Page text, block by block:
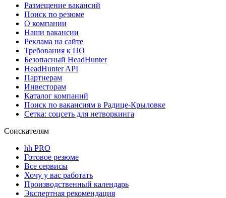
Размещение вакансий
Поиск по резюме
О компании
Наши вакансии
Реклама на сайте
Требования к ПО
Безопасный HeadHunter
HeadHunter API
Партнерам
Инвесторам
Каталог компаний
Поиск по вакансиям в Радице-Крыловке
Сетка: соцсеть для нетворкинга
Соискателям
hh PRO
Готовое резюме
Все сервисы
Хочу у вас работать
Производственный календарь
Экспертная рекомендация